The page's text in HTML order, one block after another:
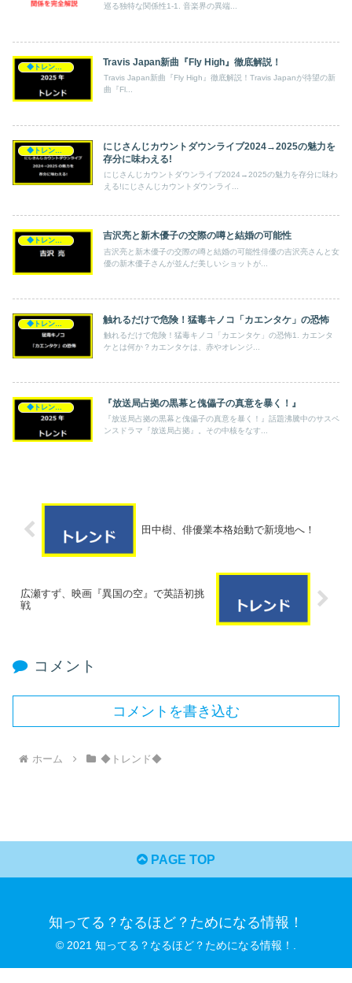
巡る独特な関係性1-1. 音楽界の異端...
Travis Japan新曲『Fly High』徹底解説！
Travis Japan新曲『Fly High』徹底解説！Travis Japanが待望の新
曲『Fl...
にじさんじカウントダウンライブ2024→2025の魅力を
存分に味わえる!
にじさんじカウントダウンライブ2024→2025の魅力を存分に味わ
える!にじさんじカウントダウンライ...
吉沢亮と新木優子の交際の噂と結婚の可能性
吉沢亮と新木優子の交際の噂と結婚の可能性俳優の吉沢亮さんと女
優の新木優子さんが並んだ美しいショットが...
触れるだけで危険！猛毒キノコ「カエンタケ」の恐怖
触れるだけで危険！猛毒キノコ「カエンタケ」の恐怖1. カエンタ
ケとは何か？カエンタケは、赤やオレンジ...
『放送局占拠の黒幕と傀儡子の真意を暴く！』
『放送局占拠の黒幕と傀儡子の真意を暴く！』話題沸騰中のサスペ
ンスドラマ『放送局占拠』。その中核をなす...
田中樹、俳優業本格始動で新境地へ！
広瀬すず、映画『異国の空』で英語初挑
戦
コメント
コメントを書き込む
ホーム ◆トレンド◆
PAGE TOP
知ってる？なるほど？ためになる情報！
© 2021 知ってる？なるほど？ためになる情報！.